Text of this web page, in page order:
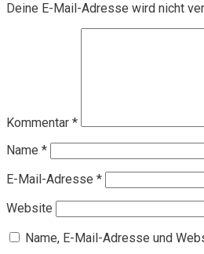
Deine E-Mail-Adresse wird nicht
Kommentar *
Name *
E-Mail-Adresse *
Website
Name, E-Mail-Adresse und